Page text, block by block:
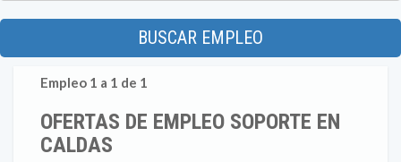
BUSCAR EMPLEO
Empleo 1 a 1 de 1
OFERTAS DE EMPLEO SOPORTE EN
CALDAS